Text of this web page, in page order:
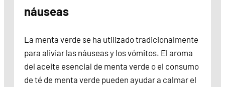
náuseas
La menta verde se ha utilizado tradicionalmente
para aliviar las náuseas y los vómitos. El aroma
del aceite esencial de menta verde o el consumo
de té de menta verde pueden ayudar a calmar el